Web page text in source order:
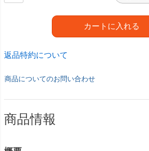
カートに入れる
返品特約について
商品についてのお問い合わせ
商品情報